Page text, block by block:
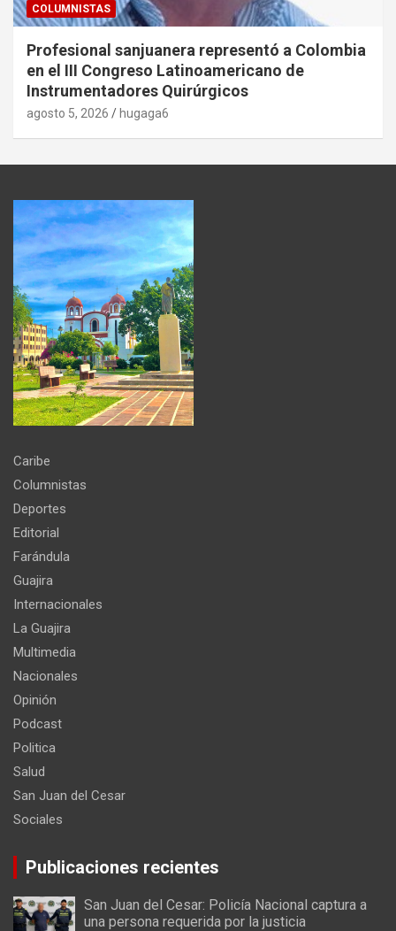
COLUMNISTAS
Profesional sanjuanera representó a Colombia
en el III Congreso Latinoamericano de
Instrumentadores Quirúrgicos
agosto 5, 2026 hugaga6
Caribe
Columnistas
Deportes
Editorial
Farándula
Guajira
Internacionales
La Guajira
Multimedia
Nacionales
Opinión
Podcast
Politica
Salud
San Juan del Cesar
Sociales
Publicaciones recientes
San Juan del Cesar: Policía Nacional captura a
una persona requerida por la justicia